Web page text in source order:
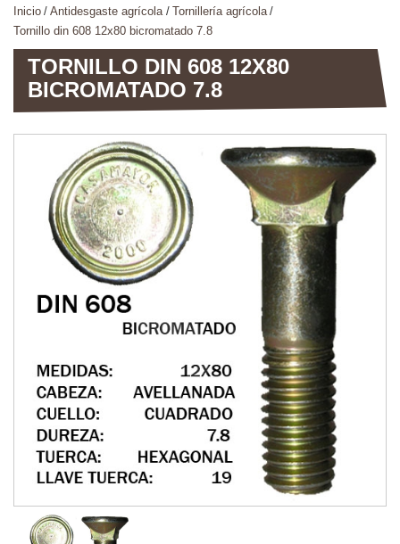
inicio antidesgaste agrícola
tornillería agrícola
tornillo din 608 12x80 bicromatado 7.8
TORNILLO DIN 608 12X80
BICROMATADO 7.8